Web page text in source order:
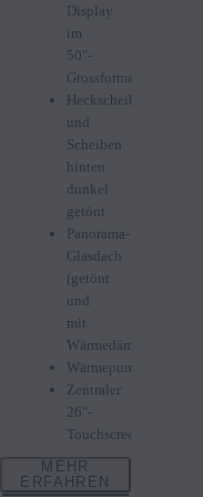
Display
im
50"-
Grossformat
Heckscheibe
und
Scheiben
hinten
dunkel
getönt
Panorama-
Glasdach
(getönt
und
mit
Wärmedämmung)
Wärmepumpe
Zentraler
26"-
Touchscreen
MEHR
ERFAHREN